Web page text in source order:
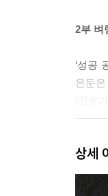
2부 벼
‘성공
은둔
사랑
[전문
상세